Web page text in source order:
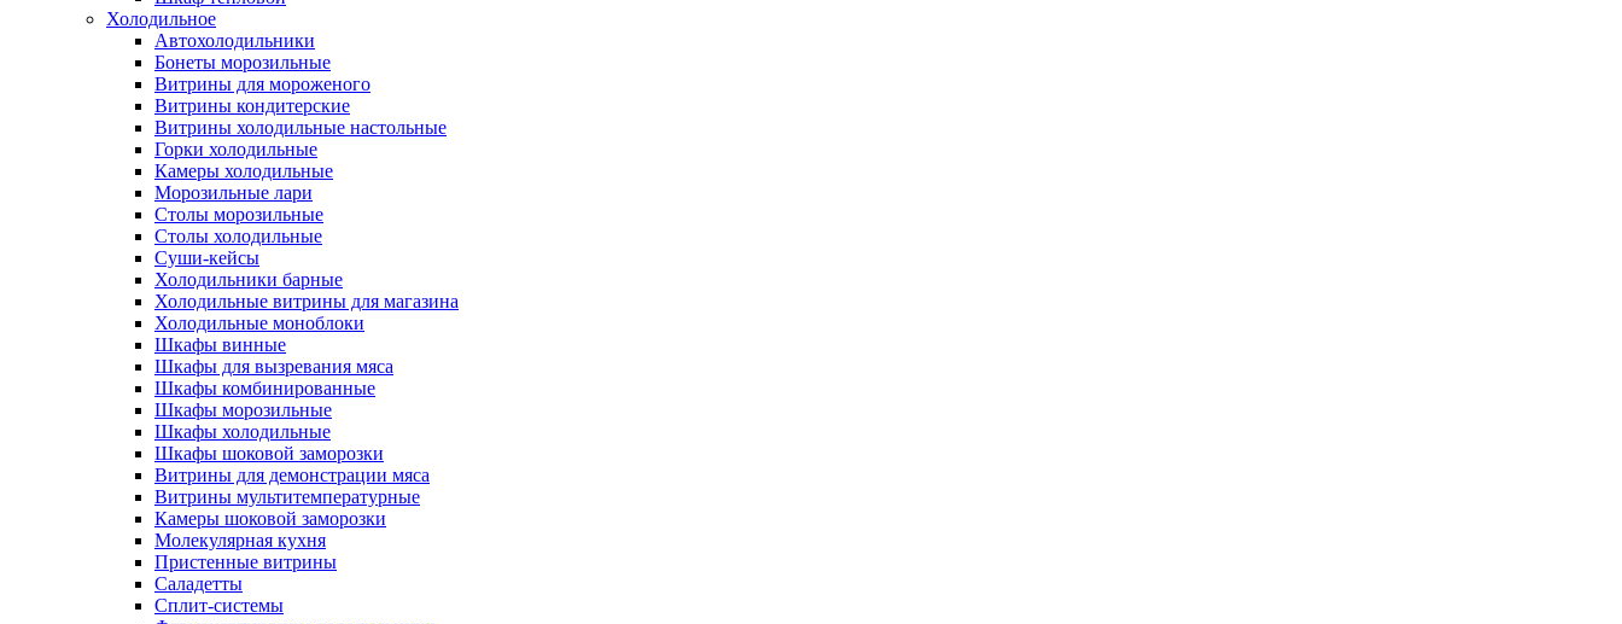
Холодильное
Автохолодильники
Бонеты морозильные
Витрины для мороженого
Витрины кондитерские
Витрины холодильные настольные
Горки холодильные
Камеры холодильные
Морозильные лари
Столы морозильные
Столы холодильные
Суши-кейсы
Холодильники барные
Холодильные витрины для магазина
Холодильные моноблоки
Шкафы винные
Шкафы для вызревания мяса
Шкафы комбинированные
Шкафы морозильные
Шкафы холодильные
Шкафы шоковой заморозки
Витрины для демонстрации мяса
Витрины мультитемпературные
Камеры шоковой заморозки
Молекулярная кухня
Пристенные витрины
Саладетты
Сплит-системы